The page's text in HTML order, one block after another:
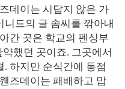
데이는 시답지 않은 가
니드의 글 솜씨를 깎아내
간 곳은 학교의 펜싱부
했던 곳이죠. 그곳에서
하지만 순식간에 동점
즈데이는 패배하고 맙